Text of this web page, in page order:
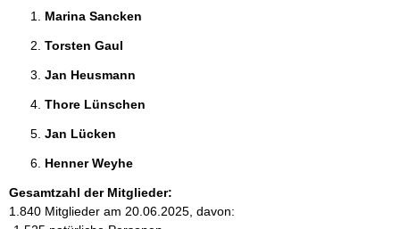
Marina Sancken
Torsten Gaul
Jan Heusmann
Thore Lünschen
Jan Lücken
Henner Weyhe
Gesamtzahl der Mitglieder:
1.840 Mitglieder am 20.06.2025, davon: